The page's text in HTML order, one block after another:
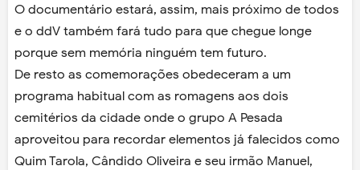
O documentário estará, assim, mais próximo de todos
e o ddV também fará tudo para que chegue longe
porque sem memória ninguém tem futuro.
De resto as comemorações obedeceram a um
programa habitual com as romagens aos dois
cemitérios da cidade onde o grupo A Pesada
aproveitou para recordar elementos já falecidos como
Quim Tarola, Cândido Oliveira e seu irmão Manuel,